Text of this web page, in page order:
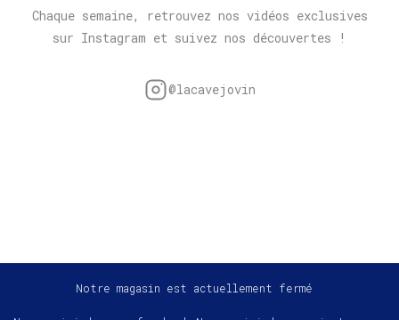
Chaque semaine, retrouvez nos vidéos exclusives
sur Instagram et suivez nos découvertes !
@lacavejovin
Notre magasin est actuellement fermé